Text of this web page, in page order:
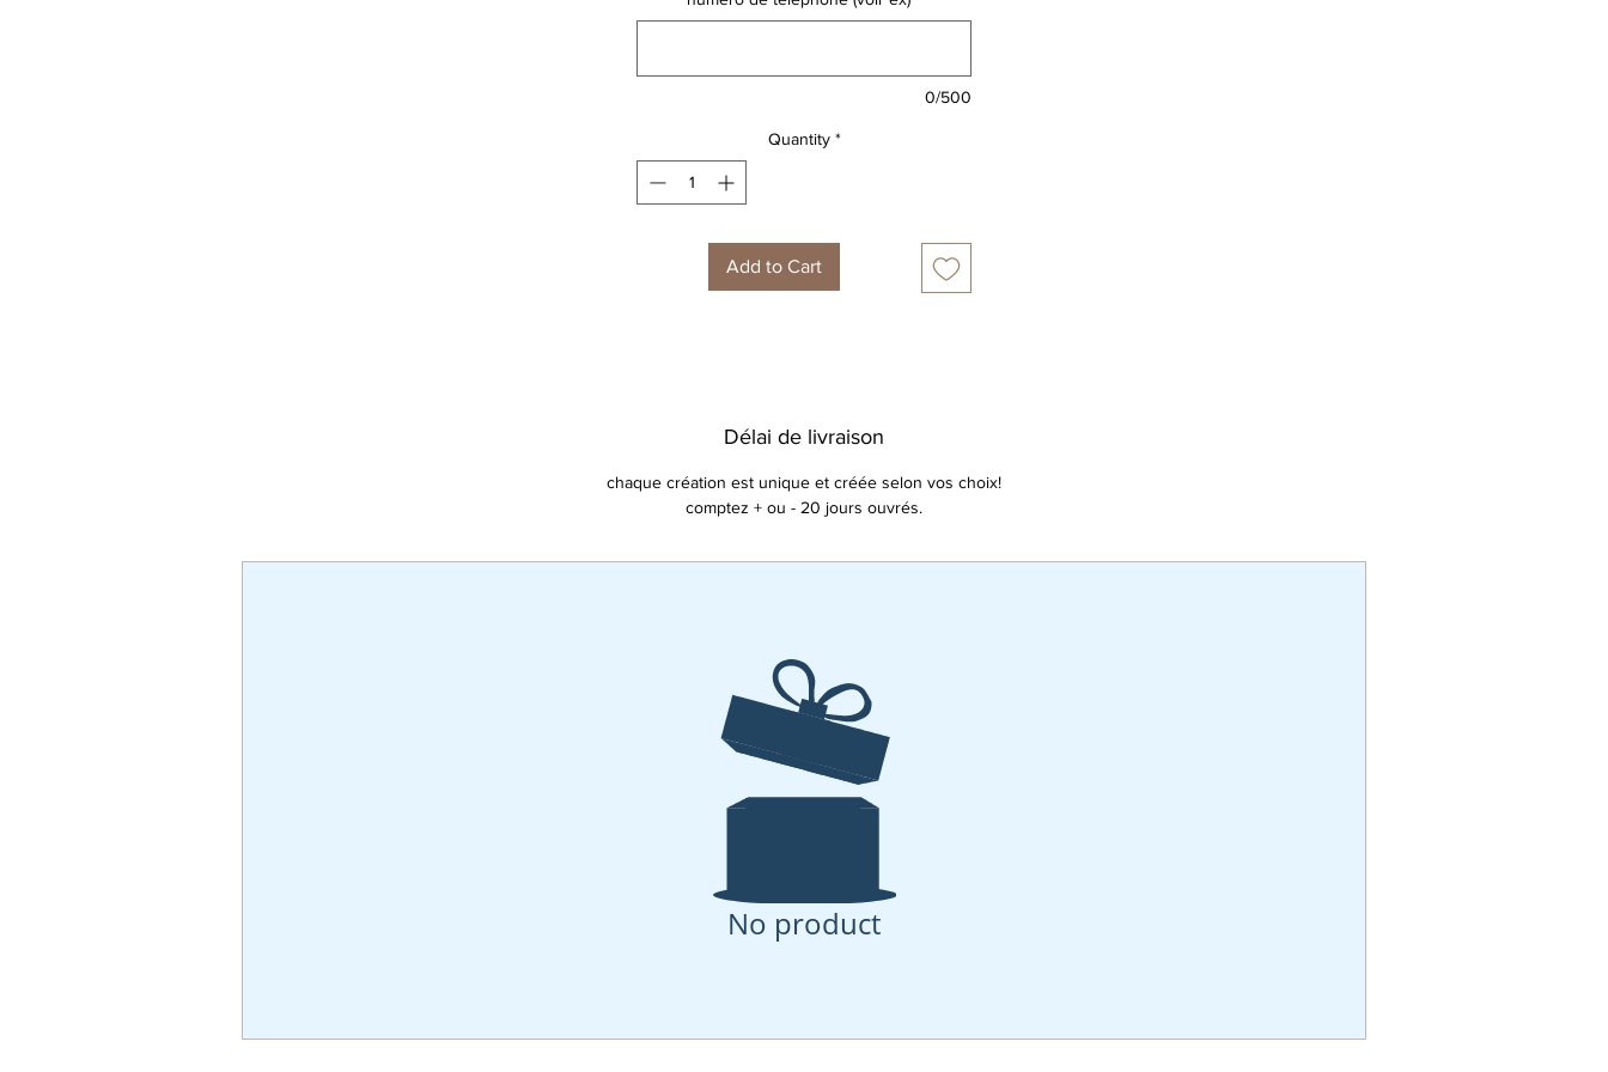
0/500
Quantity *
Add to Cart
Délai de livraison
chaque création est unique et créée selon vos choix!
comptez + ou - 20 jours ouvrés.
No product